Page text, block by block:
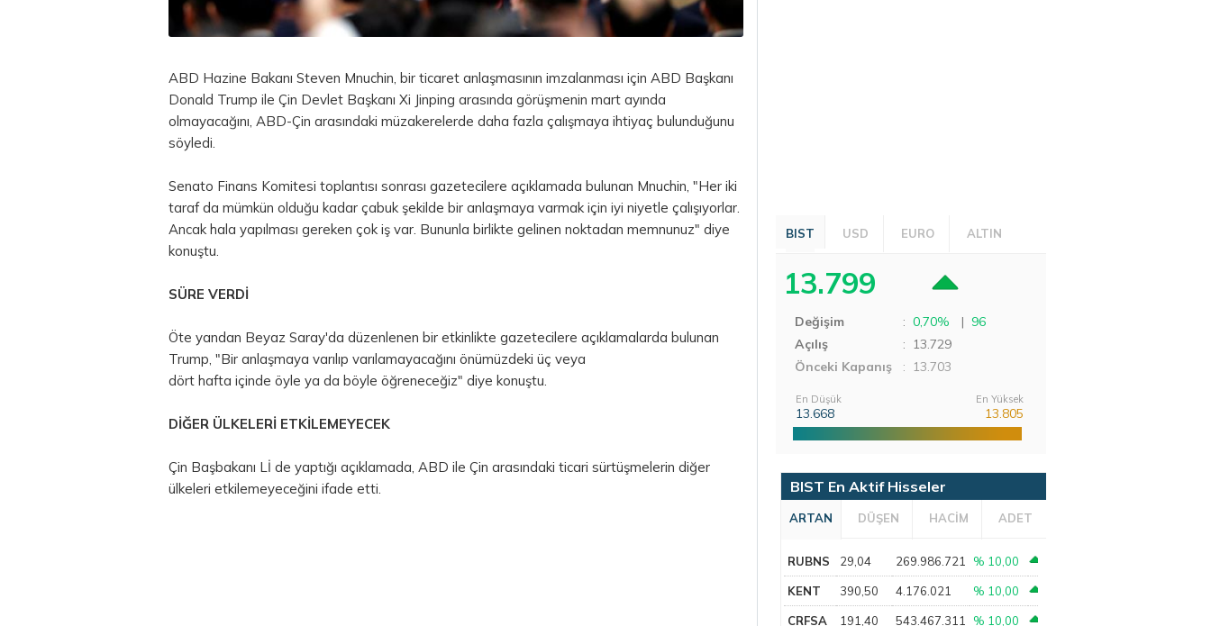
ABD Hazine Bakanı Steven Mnuchin, bir ticaret anlaşmasının imzalanması için ABD Başkanı
Donald Trump ile Çin Devlet Başkanı Xi Jinping arasında görüşmenin mart ayında
olmayacağını, ABD-Çin arasındaki müzakerelerde daha fazla çalışmaya ihtiyaç bulunduğunu
söyledi.
Senato Finans Komitesi toplantısı sonrası gazetecilere açıklamada bulunan Mnuchin, "Her iki
tarafda mümkün olduğu kadar çabuk şekilde bir anlaşmaya varmak için iyi niyetle çalışıyorlar.
Ancak hala yapılması gereken çok iş var. Bununla birlikte gelinen noktadan memnunuz" diye
konuştu.
SÜRE VERDİ
Öte yandan Beyaz Saray'da düzenlenen bir etkinlikte gazetecilere açıklamalarda bulunan
Trump, "Bir anlaşmaya varılıp varılamayacağını önümüzdeki üç veya
dört hafta içinde öyle ya da böyle öğreneceğiz" diye konuştu.
DİĞER ÜLKELERİ ETKİLEMEYECEK
Çin Başbakanı Lİ de yaptığı açıklamada, ABD ile Çin arasındaki ticari sürtüşmelerin diğer
ülkeleri etkilemeyeceğini ifade etti.
BIST USD EURO ALTIN
13.799
Değişim : 0,70% | 96
Açılış
: 13.729
Önceki Kapanış
: 13.703
En Düşük
13.668
En Yüksek
13.805
BIST En Aktif Hisseler
ARTAN DÜŞEN HACİM ADET
RUBNS 29,04 269.986.721 % 10,00
KENT 390,50 4.176.021 % 10,00
CRFSA 191,40 543.467.311 % 10,00